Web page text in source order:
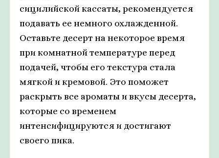
сицилийской кассаты, рекомендуется
подавать ее немного охлажденной.
Оставьте десерт на некоторое время
при комнатной температуре перед
подачей, чтобы его текстура стала
мягкой и кремовой. Это поможет
раскрыть все ароматы и вкусы десерта,
которые со временем
интенсифицируются и достигают
своего пика.